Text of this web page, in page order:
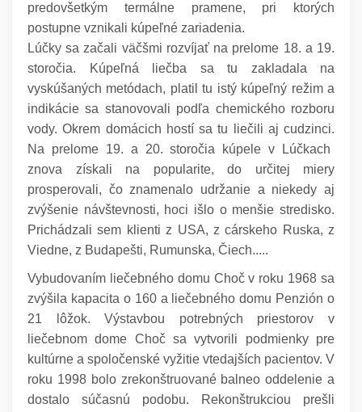
predovšetkým termálne pramene, pri ktorých
postupne vznikali kúpeľné zariadenia.
Lúčky sa začali väčšmi rozvíjať na prelome 18. a 19.
storočia. Kúpeľná liečba sa tu zakladala na
vyskúšaných metódach, platil tu istý kúpeľný režim a
indikácie sa stanovovali podľa chemického rozboru
vody. Okrem domácich hostí sa tu liečili aj cudzinci.
Na prelome 19. a 20. storočia kúpele v Lúčkach
znova získali na popularite, do určitej miery
prosperovali, čo znamenalo udržanie a niekedy aj
zvýšenie návštevnosti, hoci išlo o menšie stredisko.
Prichádzali sem klienti z USA, z cárskeho Ruska, z
Viedne, z Budapešti, Rumunska, Čiech.....
Vybudovaním liečebného domu Choč v roku 1968 sa
zvýšila kapacita o 160 a liečebného domu Penzión o
21 lôžok. Výstavbou potrebných priestorov v
liečebnom dome Choč sa vytvorili podmienky pre
kultúrne a spoločenské vyžitie vtedajších pacientov. V
roku 1998 bolo zrekonštruované balneo oddelenie a
dostalo súčasnú podobu. Rekonštrukciou prešli